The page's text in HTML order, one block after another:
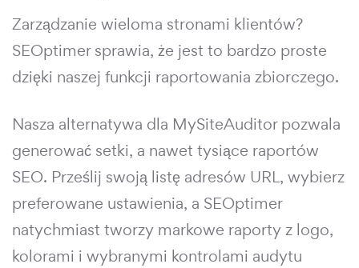
Zarządzanie wieloma stronami klientów?
SEOptimer sprawia, że jest to bardzo proste
dzięki naszej funkcji raportowania zbiorczego.
Nasza alternatywa dla MySiteAuditor pozwala
generować setki, a nawet tysiące raportów
SEO. Prześlij swoją listę adresów URL, wybierz
preferowane ustawienia, a SEOptimer
natychmiast tworzy markowe raporty z logo,
kolorami i wybranymi kontrolami audytu